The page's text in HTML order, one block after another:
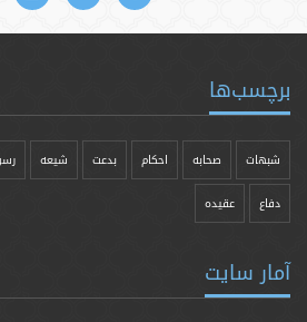
برچسب‌ها
شبهات صحابه احکام بدعت شیعه
دفاع عقیده
آمار سایت